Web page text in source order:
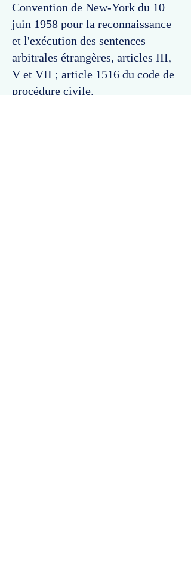
Convention de New-York du 10
juin 1958 pour la reconnaissance
et l'exécution des sentences
arbitrales étrangères, articles III,
V et VII ; article 1516 du code de
procédure civile.